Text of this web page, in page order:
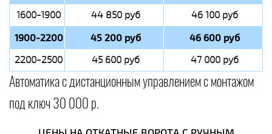
1600-1900 44 850 руб 46 100 руб
1900-2200 45 200 руб 46 600 руб
2200-2500 45 600 руб 47 000 руб
Автоматика с дистанционным управлением с монтажом
под ключ 30 000 р.